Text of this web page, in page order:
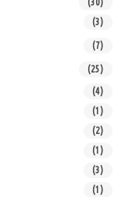
(30)
(3)
(7)
(25)
(4)
(1)
(2)
(1)
(3)
(1)